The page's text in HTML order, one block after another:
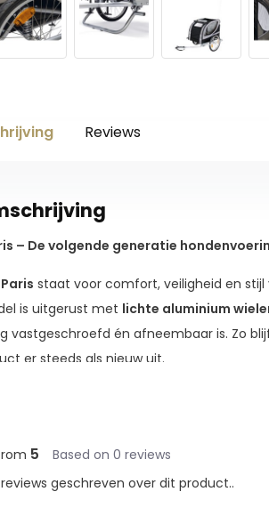
Reviews
– De volgende generatie
staat voor comfort, veiligheid en stijl
is uitgerust met lichte aluminium
vastgeschroefd én afneembaar is. Zo
er steeds als nieuw uit.
of oneffen terrein. Voor extra
is eenstevige kruisbeugel
de Doggy Liner Paris over een
5 Based on 0 reviews
geschreven over dit product..